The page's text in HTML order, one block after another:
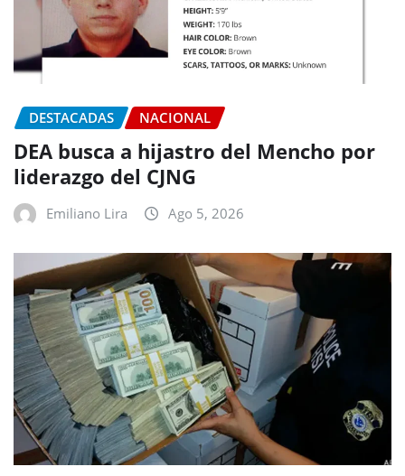
DESTACADAS NACIONAL
DEA busca a hijastro del Mencho por
liderazgo del CJNG
Emiliano Lira Ago 5, 2026